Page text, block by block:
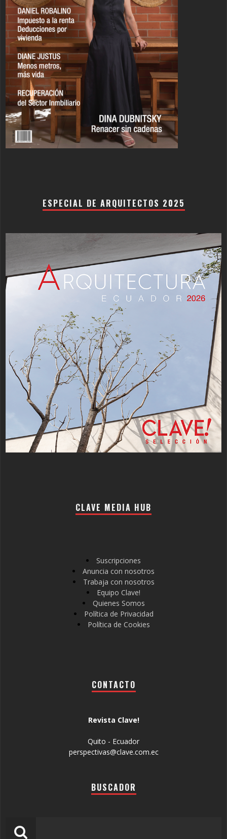
ESPECIAL DE ARQUITECTOS 2025
CLAVE MEDIA HUB
Suscripciones
Anuncia con nosotros
Trabaja con nosotros
Equipo Clave!
Quienes Somos
Política de Privacidad
Política de Cookies
CONTACTO
Revista Clave!
Quito - Ecuador
perspectivas@clave.com.ec
BUSCADOR